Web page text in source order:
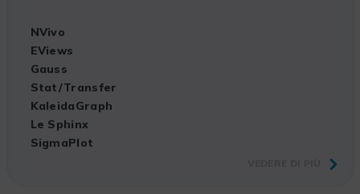
NVivo
EViews
Gauss
Stat/Transfer
KaleidaGraph
Le Sphinx
SigmaPlot